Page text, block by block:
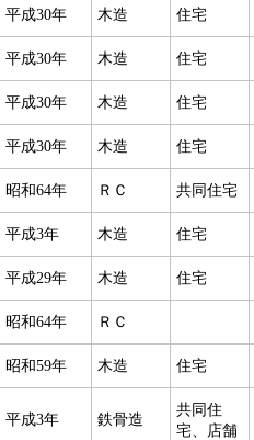
平成30年 木造 住宅
平成30年 木造 住宅
平成30年 木造 住宅
平成30年 木造 住宅
昭和64年 ＲＣ 共同住宅
平成3年 木造 住宅
平成29年 木造 住宅
昭和64年 ＲＣ
昭和59年 木造 住宅
平成3年 鉄骨造
共同住
宅、店舗